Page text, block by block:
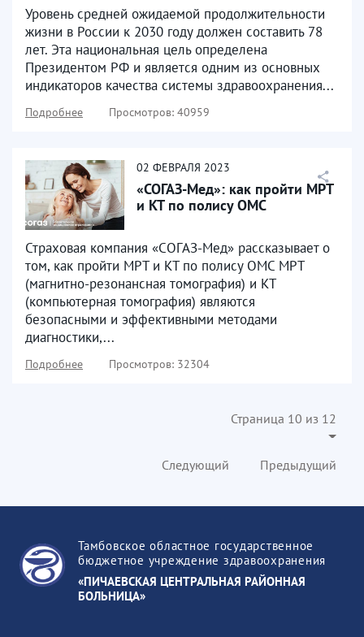
Уровень средней ожидаемой продолжительности
жизни в России к 2030 году должен составить 78
лет. Эта национальная цель определена
Президентом РФ и является одним из основных
индикаторов качества системы здравоохранения...
Подробнее Просмотров: 40959
02 ФЕВРАЛЯ 2023
«СОГАЗ-Мед»: как пройти МРТ
и КТ по полису ОМС
Страховая компания «СОГАЗ-Мед» рассказывает о
том, как пройти МРТ и КТ по полису ОМС МРТ
(магнитно-резонансная томография) и КТ
(компьютерная томография) являются
безопасными и эффективными методами
диагностики,...
Подробнее Просмотров: 32304
Страница 10 из 12
Предыдущий
Следующий
Тамбовское областное государственное
бюджетное учреждение здравоохранения
«ПИЧАЕВСКАЯ ЦЕНТРАЛЬНАЯ РАЙОННАЯ
БОЛЬНИЦА»